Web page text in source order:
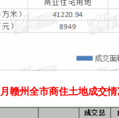
州全市商住土地成交情